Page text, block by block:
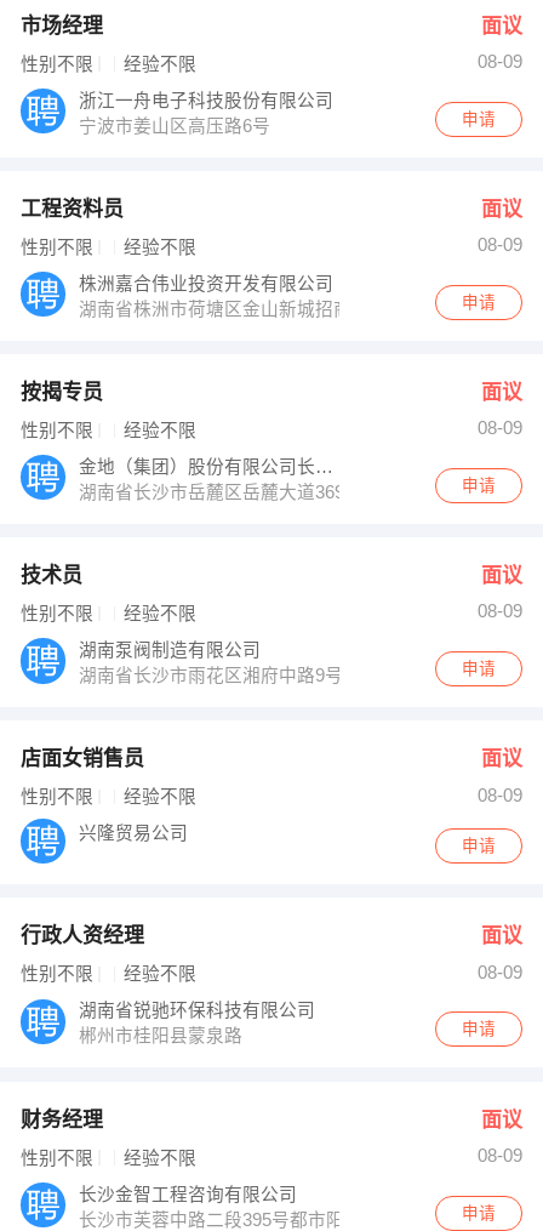
市场经理 面议
性别不限 经验不限
08-09
浙江一舟电子科技股份有限公司
宁波市姜山区高压路6号
申请
工程资料员 面议
性别不限 经验不限
08-09
株洲嘉合伟业投资开发有限公司
湖南省株洲市荷塘区金山新城招商中心三楼
申请
按揭专员 面议
性别不限 经验不限
08-09
金地（集团）股份有限公司长沙公司
湖南省长沙市岳麓区岳麓大道369号岳麓一号写字楼6楼
申请
技术员 面议
性别不限 经验不限
08-09
湖南泵阀制造有限公司
湖南省长沙市雨花区湘府中路9号融程花园酒店精英楼
申请
店面女销售员 面议
性别不限 经验不限
08-09
兴隆贸易公司
申请
行政人资经理 面议
性别不限 经验不限
08-09
湖南省锐驰环保科技有限公司
郴州市桂阳县蒙泉路
申请
财务经理 面议
性别不限 经验不限
08-09
长沙金智工程咨询有限公司
长沙市芙蓉中路二段395号都市阳光大厦2701房
申请